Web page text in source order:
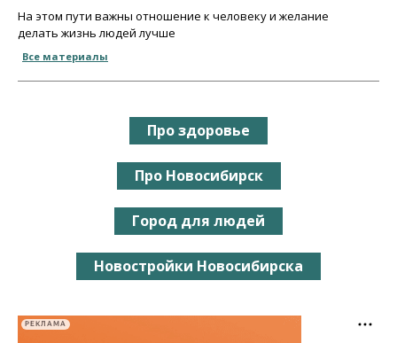
На этом пути важны отношение к человеку и желание
делать жизнь людей лучше
Все материалы
Про здоровье
Про Новосибирск
Город для людей
Новостройки Новосибирска
РЕКЛАМА